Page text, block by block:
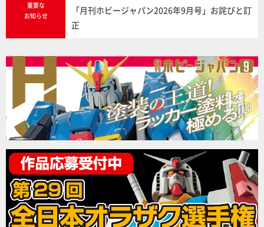
重要な
お知らせ
「月刊ホビージャパン2026年9月号」お詫びと訂
正